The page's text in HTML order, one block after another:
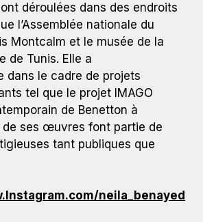
déroulées dans des endroits
l’Assemblée nationale du
Montcalm et le musée de la
de Tunis. Elle a
dans le cadre de projets
tel que le projet IMAGO
de Benetton à
de ses œuvres font partie de
tant publiques que
neila_benayed